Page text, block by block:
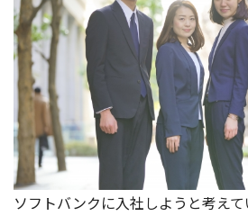
ソフトバンクに入社しようと考え